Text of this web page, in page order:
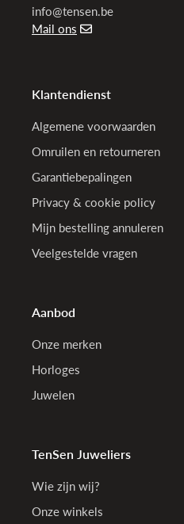
info@tensen.be
Mail ons
Klantendienst
Algemene voorwaarden
Omruilen en retourneren
Garantiebepalingen
Privacy & cookie policy
Mijn bestelling annuleren
Veelgestelde vragen
Aanbod
Onze merken
Horloges
Juwelen
TenSen Juweliers
Wie zijn wij?
Onze winkels